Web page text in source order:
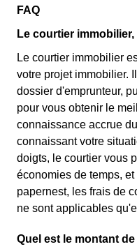
FAQ
Le courtier
Le courtier immobilier
votre projet immobilier.
dossier d'emprunteur,
pour vous obtenir le
connaissance accrue
connaissant votre
doigts, le courtier vous
économies de temps,
papernest, les frais de
ne sont applicables
Quel est le montant